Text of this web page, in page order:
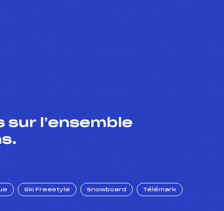
l’ensemble
Ski Freestyle Snowboard Télémark